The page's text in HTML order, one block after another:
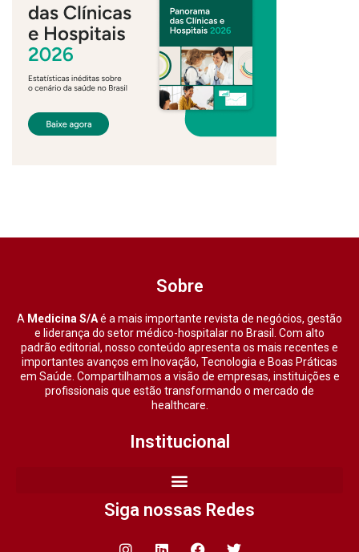
Sobre
A Medicina S/Aé a mais importante revista de negócios, gestão
e liderança do setor médico-hospitalar no Brasil. Com alto
padrão editorial, nosso conteúdo apresenta os mais recentes e
importantes avanços em Inovação, Tecnologia e Boas Práticas
em Saúde. Compartilhamos a visão de empresas, instituições e
profissionais que estão transformando o mercado de
healthcare.
Institucional
Siga nossas Redes